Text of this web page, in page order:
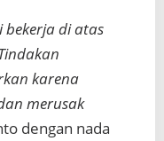
bekerja di atas
karena
merusak
dengan nada